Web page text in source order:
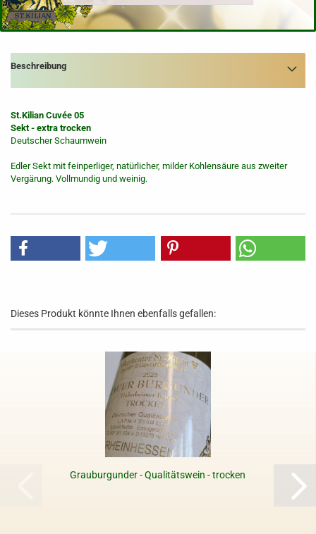
Beschreibung
St.Kilian Cuvée 05
Sekt - extra trocken
Deutscher Schaumwein
Edler Sekt mit feinperliger, natürlicher, milder Kohlensäure aus zweiter
Vergärung. Vollmundig und weinig.
Dieses Produkt könnte Ihnen ebenfalls gefallen:
Grauburgunder - Qualitätswein - trocken